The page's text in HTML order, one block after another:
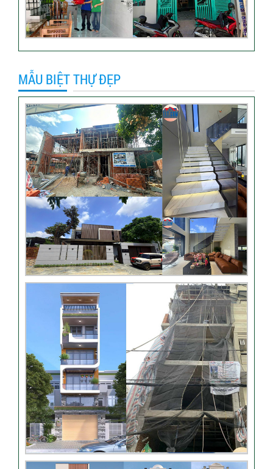
Thủ Đức
Video sửa nhà trọn gói tại
Video hình ảnh thi công nhà
anh Hiếu
Video bàn giao nhà chị
Phượng – Nhà Bè TPHCM
Video đánh giá từ khách
hàng chị Oanh – sửa nhà
Nhận xét khách hàng nhà
chú Trung – Gò Vấp
MẪU BIỆT THỰ ĐẸP